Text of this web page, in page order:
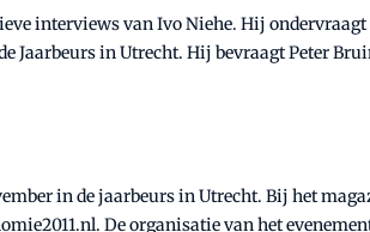
interviews van Ivo Niehe. Hij
Jaarbeurs in Utrecht. Hij bevraagt Peter
in de jaarbeurs in Utrecht. Bij het
De organisatie van het